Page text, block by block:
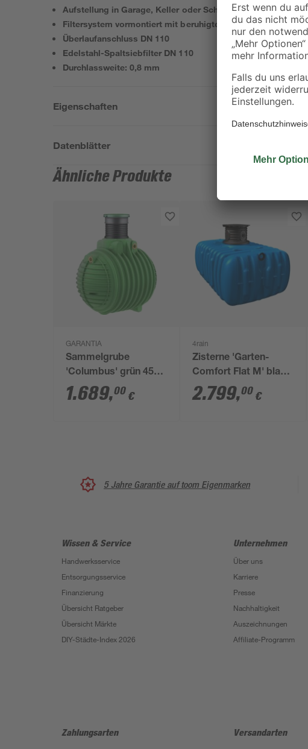
Aufstellung in Garage, Keller oder Schuppen
Filtersystem vormontiert mit beruhigtem Zulauf und Siphon
Überlaufanschluss DN 110
Edelstahl-Spaltsiebfilter DN 110
Durchlassweite: 0,8 mm
Eigenschaften
Datenblätter
Ähnliche Produkte
GARANTIA
Sammelgrube
'Columbus' grün 4500
l1.689,00 €
4rain
Zisterne 'Garten-
Comfort Flat M' blau
6000 l
2.799,00 €
5 Jahre Garantie auf toom Eigenmarken
Wissen & Service
Handwerksservice
Entsorgungsservice
Finanzierung
Übersicht Ratgeber
Übersicht Märkte
DIY-Städte-Index 2026
Unternehmen
Über uns
Karriere
Presse
Nachhaltigkeit
Auszeichnungen
Affiliate-Programm
Zahlungsarten Versandarten